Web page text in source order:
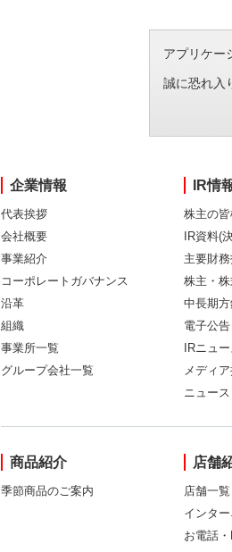
アプリケー
誠に恐れ入
企業情報
代表挨拶
会社概要
事業紹介
コーポレートガバナンス
沿革
組織
事業所一覧
グループ会社一覧
IR情
株主の
IR資料(
主要財
株主・
中長期
電子公告
IRニュ
メディ
ニュー
商品紹介
季節商品のご案内
店舗
店舗一覧
インタ
お電話